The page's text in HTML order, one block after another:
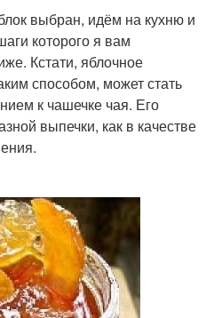
выбран, идём на кухню и
которого я вам
Кстати, яблочное
способом, может стать
к чашечке чая. Его
выпечки, как в качестве